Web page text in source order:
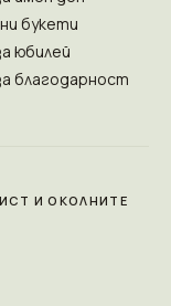
букети
юбилей
благодарност
И ОКОЛНИТЕ